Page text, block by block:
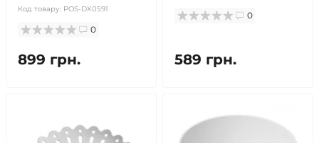
Код товару: POS-DX0591
0
899 грн.
0
589 грн.